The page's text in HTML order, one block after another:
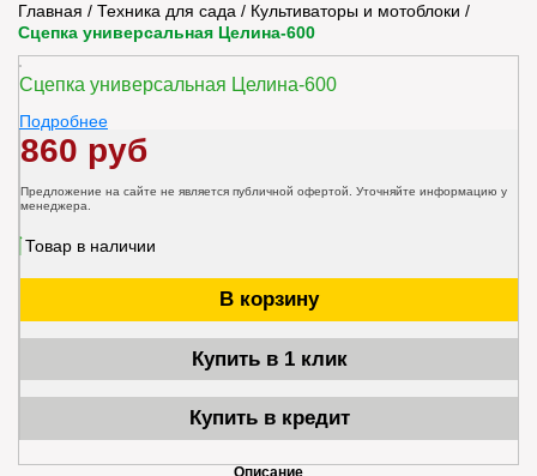
Главная / Техника для сада / Культиваторы и мотоблоки /
Сцепка универсальная Целина-600
Сцепка универсальная Целина-600
Подробнее
860 руб
Предложение на сайте не является публичной офертой. Уточняйте информацию у
менеджера.
Товар в наличии
В корзину
Купить в 1 клик
Купить в кредит
Описание